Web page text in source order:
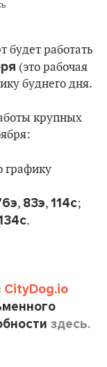
будет работать
(это рабочая
буднего дня.
крупных
графику
, 83э, 114с;
.
CityDog.io
здесь.